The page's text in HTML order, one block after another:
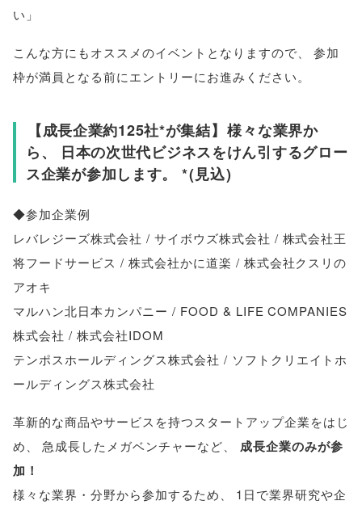
い 」
こんな方にもオススメのイベントとなりますので、
参加
枠が満員となる前にエントリーにお進みください。
【成長企業約125社*が集結】 様々な業界か
ら、
日本の次世代ビジネスをけん引するグロー
ス企業が参加します。 *(見込)
◆参加企業例
レバレジーズ株式会社 / サイボウズ株式会社 / 株式会社王
将フードサービス / 株式会社かに道楽 / 株式会社クスリの
アオキ
マルハン北日本カンパニー / FOOD & LIFE COMPANIES
株式会社 / 株式会社IDOM
テンポスホールディングス株式会社 / ソフトクリエイトホ
ールディングス株式会社
革新的な商品やサービスを持つスタートアップ企業をはじ
め、 急成長したメガベンチャーなど、
成長企業のみが参
加！
様々な業界・分野から参加するため、
1日で業界研究や企